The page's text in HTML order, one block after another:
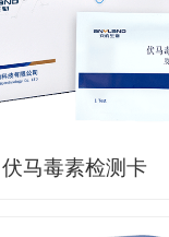
伏马毒素检测卡